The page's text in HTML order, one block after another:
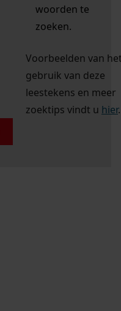
woorden te
zoeken.
Voorbeelden van
gebruik van deze
leestekens en meer
zoektips vindt u hier.